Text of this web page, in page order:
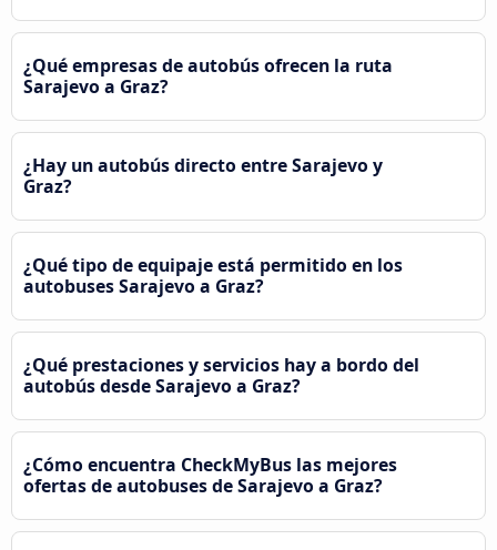
¿Qué empresas de autobús ofrecen la ruta
Sarajevo a Graz?
¿Hay un autobús directo entre Sarajevo y
Graz?
¿Qué tipo de equipaje está permitido en los
autobuses Sarajevo a Graz?
¿Qué prestaciones y servicios hay a bordo del
autobús desde Sarajevo a Graz?
¿Cómo encuentra CheckMyBus las mejores
ofertas de autobuses de Sarajevo a Graz?